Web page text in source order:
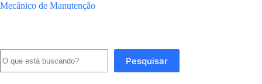
Mecânico de Manutenção
Pesquisar